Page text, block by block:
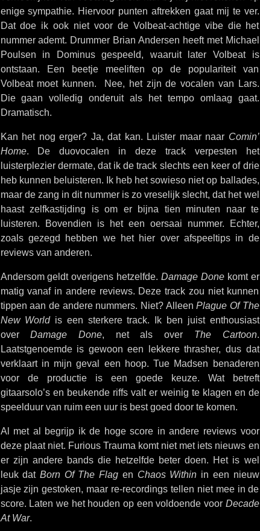
enige sympathie. Hiervoor punten aftrekken gaat mij te ver.
Dat doe ik ook niet voor de Volbeat-achtige vibe die het
nummer ademt. Drummer Brian Andersen heeft met Michael
Poulsen in Dominus gespeeld, waaruit later Volbeat is
ontstaan. Een beetje meeliften op de populariteit van
Volbeat moet kunnen. Nee, het zijn de vocalen van Lars.
Die gaan volledig onderuit als het tempo omlaag gaat.
Dramatisch.
Kan het nog erger? Ja, dat kan. Luister maar naar Comin’
Home. De duovocalen in deze track verpesten het
luisterplezier dermate, dat ik de track slechts een keer of drie
heb kunnen beluisteren. Ik heb het sowieso niet op ballades,
maar de zang in dit nummer is zo vreselijk slecht, dat het wel
haast zelfkastijding is om er bijna tien minuten naar te
luisteren. Bovendien is het een oersaai nummer. Echter,
zoals gezegd hebben we het hier over afspeeltips in de
reviews van anderen.
Andersom geldt overigens hetzelfde. Damage Donekomt er
matig vanaf in andere reviews. Deze track zou niet kunnen
tippen aan de andere nummers. Niet? AlleenPlague Of The
New Worldis een sterkere track. Ik ben juist enthousiast
overDamage Done, net als over The Cartoon.
Laatstgenoemde is gewoon een lekkere thrasher, dus dat
verklaart in mijn geval een hoop. Tue Madsen benaderen
voor de productie is een goede keuze. Wat betreft
gitaarsolo’s en beukende riffs valt er weinig te klagen en de
speelduur van ruim een uur is best goed door te komen.
Al met al begrijp ik de hoge score in andere reviews voor
deze plaat niet. Furious Trauma komt niet met iets nieuws en
er zijn andere bands die hetzelfde beter doen. Het is wel
leuk dat Born Of The Flag en Chaos Within in een nieuw
jasje zijn gestoken, maar re-recordings tellen niet mee in de
score. Laten we het houden op een voldoende voor Decade
At War.